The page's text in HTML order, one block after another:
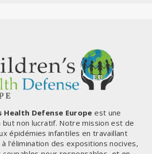
Health Defense Europe est une
but non lucratif. Notre mission est de
épidémies infantiles en travaillant
l'élimination des expositions nocives,